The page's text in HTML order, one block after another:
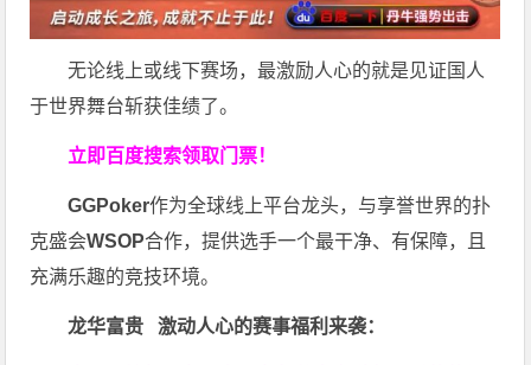
无论线上或线下赛场，最激励人心的就是见证国人
于世界舞台斩获佳绩了。
立即百度搜索领取门票！
GGPoker作为全球线上平台龙头，与享誉世界的扑
克盛会WSOP合作，提供选手一个最干净、有保障，且
充满乐趣的竞技环境。
龙华富贵 激动人心的赛事福利来袭：